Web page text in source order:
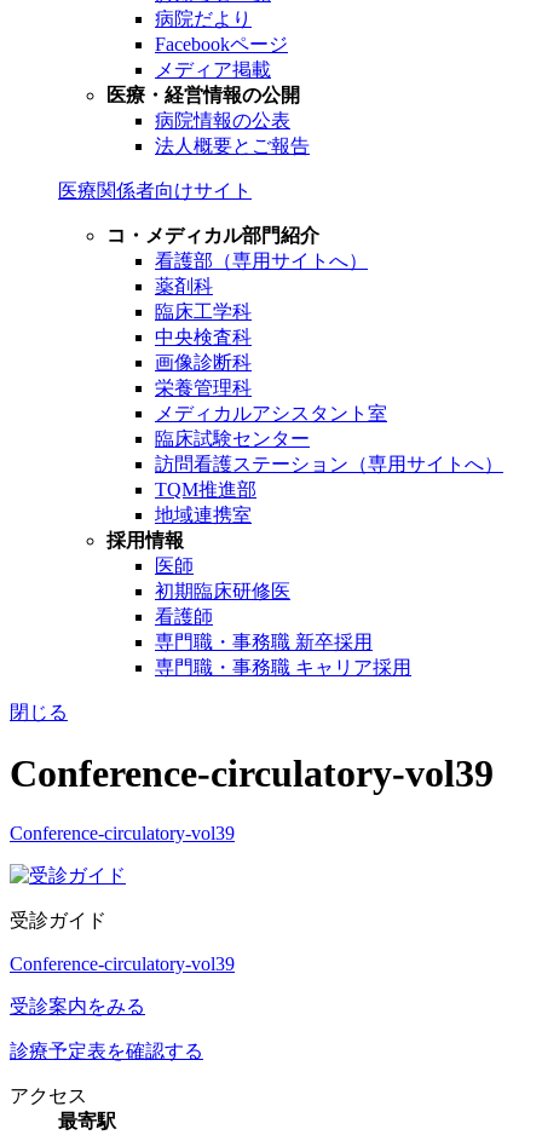
病院だより
Facebookページ
メディア掲載
医療・経営情報の公開
病院情報の公表
法人概要とご報告
医療関係者向けサイト
コ・メディカル部門紹介
看護部（専用サイトへ）
薬剤科
臨床工学科
中央検査科
画像診断科
栄養管理科
メディカルアシスタント室
臨床試験センター
訪問看護ステーション（専用サイトへ）
TQM推進部
地域連携室
採用情報
医師
初期臨床研修医
看護師
専門職・事務職 新卒採用
専門職・事務職 キャリア採用
閉じる
Conference-circulatory-vol39
Conference-circulatory-vol39
受診ガイド
Conference-circulatory-vol39
受診案内をみる
診療予定表を確認する
アクセス
最寄駅